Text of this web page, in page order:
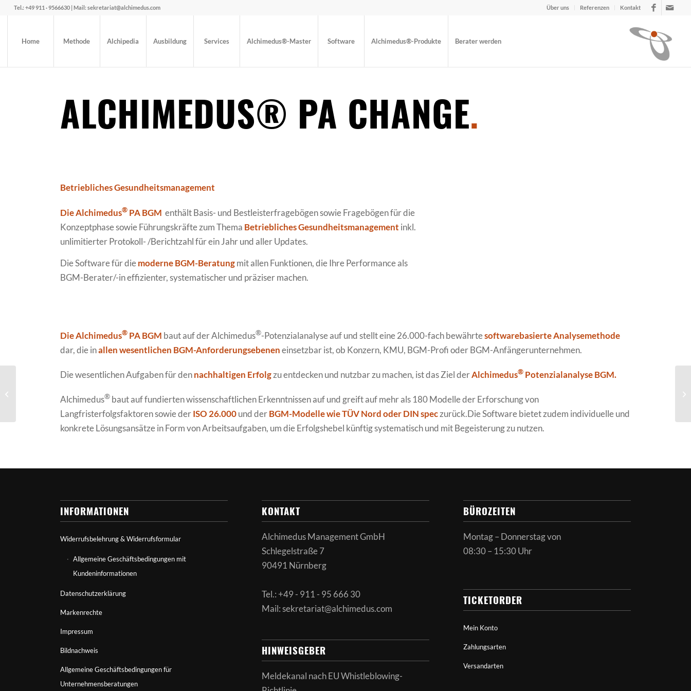
Über uns Referenzen Kontakt
Tel.: +49 911 · 9566630 | Mail: sekretariat@alchimedus.com
Home Methode Alchipedia Ausbildung Services Alchimedus®-Master Software Alchimedus®-Produkte Berater werden
ALCHIMEDUS® PA CHANGE.
Betriebliches Gesundheitsmanagement
Die Alchimedus® PA BGM enthält Basis- und Bestleisterfragebögen sowie Fragebögen für die
Konzeptphase sowie Führungskräfte zum Thema Betriebliches Gesundheitsmanagement inkl.
unlimitierter Protokoll- /Berichtzahl für ein Jahr und aller Updates.
Die Software für diemoderne BGM-Beratungmit allen Funktionen, die Ihre Performance als
BGM-Berater/-in effizienter, systematischer und präziser machen.
Die Alchimedus® PA BGM baut auf der Alchimedus®-Potenzialanalyse auf und stellt eine 26.000-fach bewährtesoftwarebasierte Analysemethode
dar, die inallen wesentlichen BGM-Anforderungsebeneneinsetzbar ist, ob Konzern, KMU, BGM-Profi oder BGM-Anfängerunternehmen.
Die wesentlichen Aufgaben für dennachhaltigen Erfolgzu entdecken und nutzbar zu machen, ist das Ziel derAlchimedus® Potenzialanalyse BGM.
Alchimedus® baut auf fundierten wissenschaftlichen Erkenntnissen auf und greift auf mehr als 180 Modelle der Erforschung von
Langfristerfolgsfaktoren sowie derISO 26.000und derBGM-Modelle wie TÜV Nord oder DIN speczurück.Die Software bietet zudem individuelle und
konkrete Lösungsansätze in Form von Arbeitsaufgaben, um die Erfolgshebel künftig systematisch und mit Begeisterung zu nutzen.
INFORMATIONEN
Widerrufsbelehrung & Widerrufsformular
Allgemeine Geschäftsbedingungen mit
Kundeninformationen
Datenschutzerklärung
Markenrechte
Impressum
Bildnachweis
Allgemeine Geschäftsbedingungen für
Unternehmensberatungen
KONTAKT
Alchimedus Management GmbH
Schlegelstraße 7
90491 Nürnberg
Tel.: +49 - 911 - 95 666 30
Mail: sekretariat@alchimedus.com
HINWEISGEBER
Meldekanal nachEU Whistleblowing-
BÜROZEITEN
Montag – Donnerstag von
08:30 – 15:30 Uhr
TICKETORDER
Mein Konto
Zahlungsarten
Versandarten